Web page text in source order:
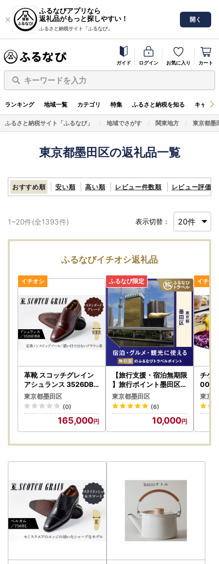
ふるなびアプリなら
返礼品がもっと探しやすい！
ふるさと納税サイト「ふるなび」
開く
ガイド ログイン お気に入り カート
キーワードを入力
ランキング 地域一覧 カテゴリ 特集 ふるさと納税を知る キャン
ふるさと納税サイト「ふるなび」 地域でさがす 関東地方 東京都墨
東京都墨田区の返礼品一覧
おすすめ順 安い順 高い順 レビュー件数順 レビュー評価順
1~20件(全1393件) 表示切替：
ふるなびイチオシ返礼品
革靴 スコッチグレイン
アシュランス 3526DBR
革靴 26.0cm
東京都墨田区
(0)
165,000
【旅行支援・宿泊無期限
】旅行ポイント墨田区ふ
るなびトラベルポイント
東京都墨田区
(6)
10,000
チケ
00円
ット
東京